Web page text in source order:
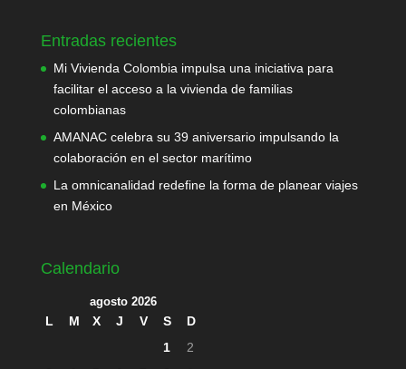
Entradas recientes
Mi Vivienda Colombia impulsa una iniciativa para
facilitar el acceso a la vivienda de familias
colombianas
AMANAC celebra su 39 aniversario impulsando la
colaboración en el sector marítimo
La omnicanalidad redefine la forma de planear viajes
en México
Calendario
agosto 2026
L M X J V S
D
1
2